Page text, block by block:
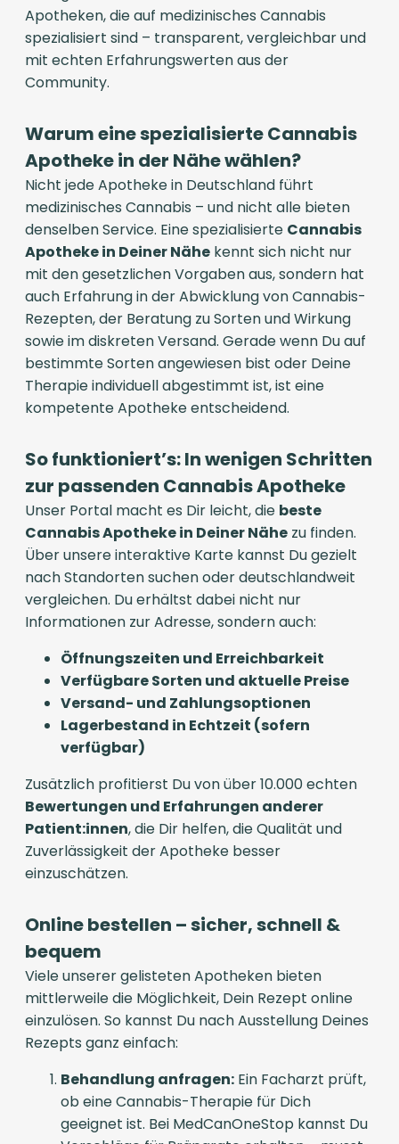
Apotheken, die auf medizinisches Cannabis
spezialisiert sind – transparent, vergleichbar und
mit echten Erfahrungswerten aus der
Community.
Warum eine spezialisierte Cannabis
Apotheke in der Nähe wählen?
Nicht jede Apotheke in Deutschland führt
medizinisches Cannabis – und nicht alle bieten
denselben Service. Eine spezialisierte Cannabis
Apotheke in Deiner Nähe kennt sich nicht nur
mit den gesetzlichen Vorgaben aus, sondern hat
auch Erfahrung in der Abwicklung von Cannabis-
Rezepten, der Beratung zu Sorten und Wirkung
sowie im diskreten Versand. Gerade wenn Du auf
bestimmte Sorten angewiesen bist oder Deine
Therapie individuell abgestimmt ist, ist eine
kompetente Apotheke entscheidend.
So funktioniert’s: In wenigen Schritten
zur passenden Cannabis Apotheke
Unser Portal macht es Dir leicht, die beste
Cannabis Apotheke in Deiner Nähe zu finden.
Über unsere interaktive Karte kannst Du gezielt
nach Standorten suchen oder deutschlandweit
vergleichen. Du erhältst dabei nicht nur
Informationen zur Adresse, sondern auch:
Öffnungszeiten und Erreichbarkeit
Verfügbare Sorten und aktuelle Preise
Versand- und Zahlungsoptionen
Lagerbestand in Echtzeit (sofern
verfügbar)
Zusätzlich profitierst Du von über 10.000 echten
Bewertungen und Erfahrungen anderer
Patient:innen, die Dir helfen, die Qualität und
Zuverlässigkeit der Apotheke besser
einzuschätzen.
Online bestellen – sicher, schnell &
bequem
Viele unserer gelisteten Apotheken bieten
mittlerweile die Möglichkeit, Dein Rezept online
einzulösen. So kannst Du nach Ausstellung Deines
Rezepts ganz einfach:
Behandlung anfragen: Ein Facharzt prüft,
ob eine Cannabis-Therapie für Dich
geeignet ist. Bei MedCanOneStop kannst Du